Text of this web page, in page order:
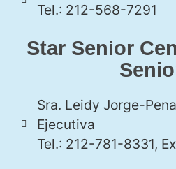
Tel.: 212-568-7291
Star Senior
Sra. Leidy Jorge-
Ejecutiva
Tel.: 212-781-8331,